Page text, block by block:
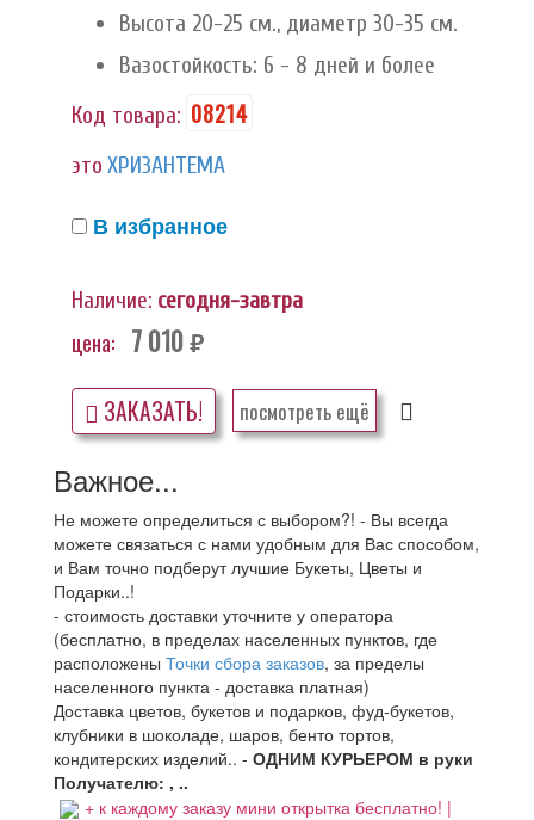
Высота 20-25 см., диаметр 30-35 см.
Вазостойкость: 6 - 8 дней и более
Код товара: 08214
это ХРИЗАНТЕМА
В избранное
Наличие: сегодня-завтра
цена: 7 010 руб.
ЗАКАЗАТЬ! посмотреть ещё
Важное...
Не можете определиться с выбором?! - Вы всегда
можете связаться с нами удобным для Вас способом,
и Вам точно подберут лучшие Букеты, Цветы и
Подарки..!
- стоимость доставки уточните у оператора
(бесплатно, в пределах населенных пунктов, где
расположены Точки сбора заказов, за пределы
населенного пункта - доставка платная)
Доставка цветов, букетов и подарков, фуд-букетов,
клубники в шоколаде, шаров, бенто тортов,
кондитерских изделий.. - ОДНИМ КУРЬЕРОМ в руки
Получателю: , ..
+ к каждому заказу мини открытка бесплатно! |